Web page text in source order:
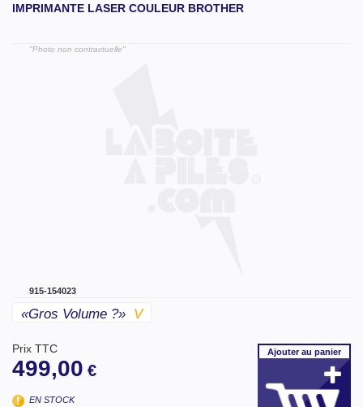
IMPRIMANTE LASER COULEUR BROTHER
"Photo non contractuelle"
915-154023
«gros Volume ?» V
Prix TTC
499,00 €
EN STOCK
Ajouterau panier